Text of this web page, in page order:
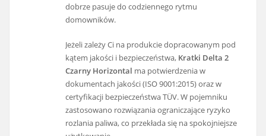
dobrze pasuje do codziennego rytmu
domowników.
Jeżeli zależy Ci na produkcie dopracowanym pod
kątem jakości i bezpieczeństwa, Kratki Delta 2
Czarny Horizontal ma potwierdzenia w
dokumentach jakości (ISO 9001:2015) oraz w
certyfikacji bezpieczeństwa TÜV. W pojemniku
zastosowano rozwiązania ograniczające ryzyko
rozlania paliwa, co przekłada się na spokojniejsze